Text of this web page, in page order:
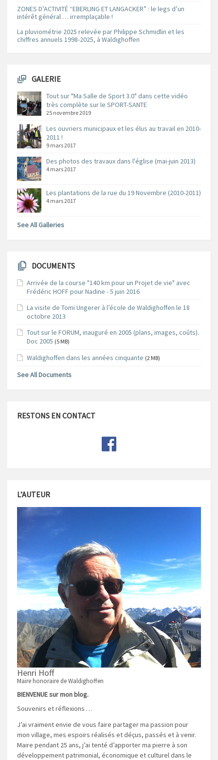
ZONES D’ACTIVITÉ “EBERLING ET LANGACKER” : le legs d’un
intérêt général … irremplaçable !
La pluviométrie 2025 relevée par Philippe Schmidlin et les
chiffres annuels 1998-2025, à Waldighoffen
GALERIE
Tout sur "Ma Salle de Sport 3.0" dans cette vidéo
très complète sur le SPORT-SANTE
25 novembre 2019
Les ouvriers municipaux et les élus au travail en 2010-
2011 !
9 mars 2017
Des photos des travaux dans l'église (mai-juin 2013)
4 mars 2017
Les plantations de la rue du 19 Novembre (2010-2011)
4 mars 2017
See All Galleries
DOCUMENTS
Arrivée de la course "140 km pour un Projet de vie" avec
Frédéric HOFF pour Nadine - 5 juin 2016
La visite de Tomi Ungerer à l’école de Waldighoffen le 18
octobre 2013
Tout sur le FORUM, inauguré en 2005 (plans, images, coûts).
Doc 2005 (5 MB)
Waldighoffen dans les années cinquante (2 MB)
See All Documents
RESTONS EN CONTACT
L’AUTEUR
Henri Hoff
Maire honoraire de Waldighoffen
BIENVENUE sur mon blog.
Souvenirs et réflexions …
J’ai vraiment envie de vous faire partager ma passion pour
mon village, mes espoirs réalisés et déçus, passés et à venir.
Maire pendant 25 ans, j’ai tenté d’apporter ma pierre à son
développement patrimonial, économique et culturel dans le